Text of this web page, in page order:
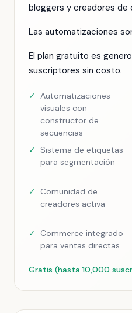
bloggers y creadores de
Las automatizaciones
El plan gratuito es
suscriptores sin costo.
✓ Automatizaciones
visuales con
constructor de
secuencias
✓
Sistema de etiquetas
para segmentación
✓
Comunidad de
creadores activa
✓
Commerce integrado
para ventas directas
Gratis (hasta 10,000